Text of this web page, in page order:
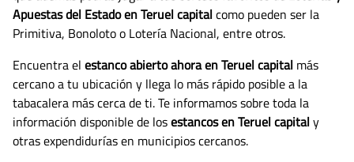
Apuestas del Estado en Teruel capitalcomo pueden ser la
Primitiva, Bonoloto o Lotería Nacional, entre otros.
Encuentra el estanco abierto ahora en Teruel capital más
cercano a tu ubicación y llega lo más rápido posible a la
tabacalera más cerca de ti. Te informamos sobre toda la
información disponible de losestancos en Teruel capitaly
otras expendidurías en municipios cercanos.